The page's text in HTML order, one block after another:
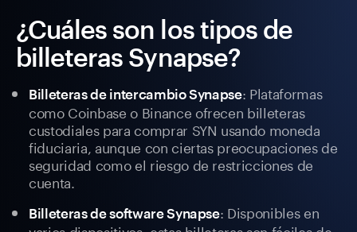
¿Cuáles son los tipos de
billeteras Synapse?
Billeteras de intercambio Synapse: Plataformas
como Coinbase o Binance ofrecen billeteras
custodiales para comprar SYN usando moneda
fiduciaria, aunque con ciertas preocupaciones de
seguridad como el riesgo de restricciones de
cuenta.
Billeteras de software Synapse: Disponibles en